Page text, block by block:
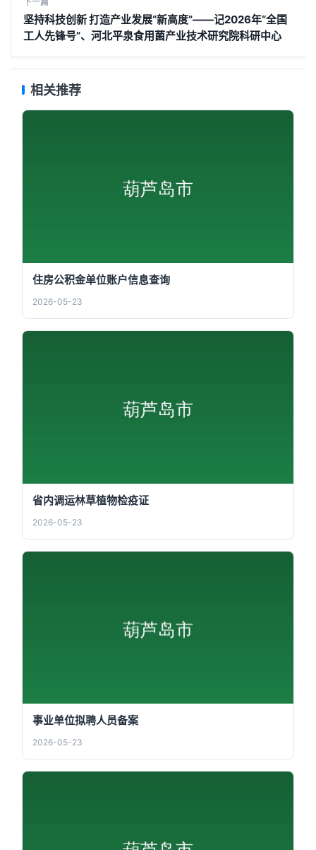
坚持科技创新 打造产业发展“新高度”——记2026年“全国
工人先锋号”、河北平泉食用菌产业技术研究院科研中心
相关推荐
住房公积金单位账户信息查询
2026-05-23
省内调运林草植物检疫证
2026-05-23
事业单位拟聘人员备案
2026-05-23